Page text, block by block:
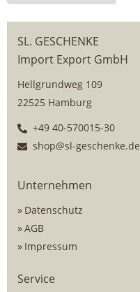
SL. GESCHENKE
Import Export GmbH
Hellgrundweg 109
22525 Hamburg
+49 40-570015-30
shop@sl-geschenke.de
Unternehmen
Datenschutz
AGB
Impressum
Service